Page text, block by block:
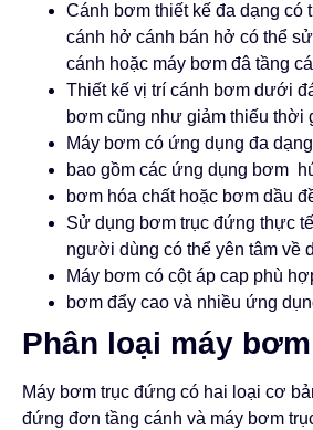
Cánh bơm thiết kế đa dạng có
cánh hở cánh bán hở có thể
cánh hoặc máy bơm đâ tầng
Thiết kế vị trí cánh bơm dưới
bơm cũng như giảm thiếu thời
Máy bơm có ứng dụng đa
bao gồm các ứng dụng bơm
bơm hóa chất hoặc bơm dầu
Sử dụng bơm trục đứng thực
người dùng có thể yên tâm về
Máy bơm có cột áp cap phù
bơm đẩy cao và nhiều ứng
Phân loại máy
Máy bơm trục đứng có hai loại cơ
đứng đơn tầng cánh và máy bơm